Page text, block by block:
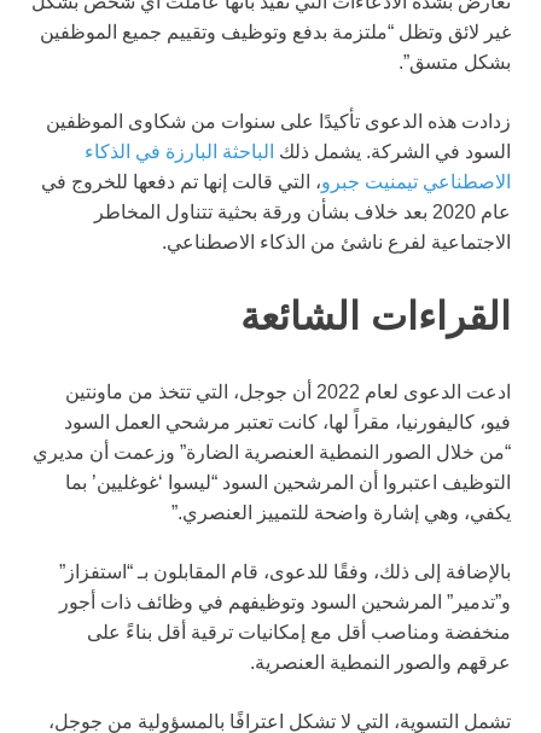
غير لائق وتظل “ملتزمة بدفع وتوظيف وتقييم جميع الموظفين
بشكل متسق”.
زدادت هذه الدعوى تأكيدًا على سنوات من شكاوى الموظفين
السود في الشركة. يشمل ذلك الباحثة البارزة في الذكاء
الاصطناعي تيمنيت جبرو، التي قالت إنها تم دفعها للخروج في
عام 2020 بعد خلاف بشأن ورقة بحثية تتناول المخاطر
الاجتماعية لفرع ناشئ من الذكاء الاصطناعي.
القراءات الشائعة
ادعت الدعوى لعام 2022 أن جوجل، التي تتخذ من ماونتين
فيو، كاليفورنيا، مقراً لها، كانت تعتبر مرشحي العمل السود
“من خلال الصور النمطية العنصرية الضارة” وزعمت أن مديري
التوظيف اعتبروا أن المرشحين السود “ليسوا ‘غوغليين’ بما
يكفي، وهي إشارة واضحة للتمييز العنصري.”
بالإضافة إلى ذلك، وفقًا للدعوى، قام المقابلون بـ “استفزاز”
و”تدمير” المرشحين السود وتوظيفهم في وظائف ذات أجور
منخفضة ومناصب أقل مع إمكانيات ترقية أقل بناءً على
عرقهم والصور النمطية العنصرية.
تشمل التسوية، التي لا تشكل اعترافًا بالمسؤولية من جوجل،